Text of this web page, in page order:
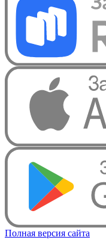
Полная версия сайта